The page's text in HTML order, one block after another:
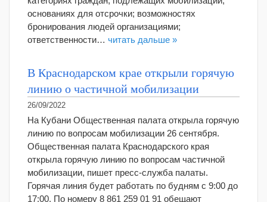
основаниях для отсрочки; возможностях
бронирования людей организациями;
ответственности… читать дальше »
В Краснодарском крае открыли горячую
линию о частичной мобилизации
26/09/2022
На Кубани Общественная палата открыла горячую
линию по вопросам мобилизации 26 сентября.
Общественная палата Краснодарского края
открыла горячую линию по вопросам частичной
мобилизации, пишет пресс-служба палаты.
Горячая линия будет работать по будням с 9:00 до
17:00. По номеру 8 861 259 01 91 обещают